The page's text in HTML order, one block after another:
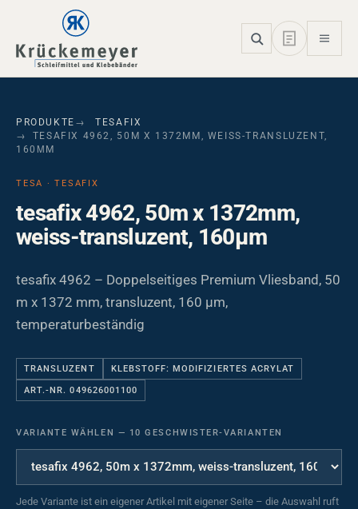
Skip to main navigation
Skip to main content
Skip to page footer
PRODUKTE
TESAFIX
TESAFIX 4962, 50M X 1372MM, WEISS-TRANSLUZENT,
160ΜM
TESA · TESAFIX
tesafix 4962, 50m x 1372mm,
weiss-transluzent, 160µm
tesafix 4962 – Doppelseitiges Premium Vliesband, 50
m x 1372 mm, transluzent, 160 µm,
temperaturbeständig
TRANSLUZENT KLEBSTOFF: MODIFIZIERTES ACRYLAT
ART.-NR. 049626001100
VARIANTE WÄHLEN — 10 GESCHWISTER-VARIANTEN
Jede Variante ist ein eigener Artikel mit eigener Seite – die Auswahl ruft